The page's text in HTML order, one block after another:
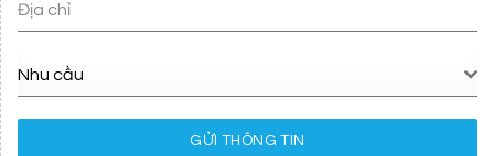
Địa chỉ
Nhu cầu
GỬI THÔNG TIN